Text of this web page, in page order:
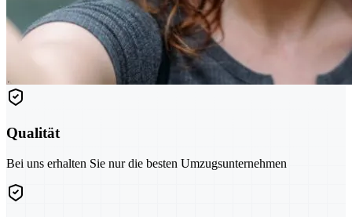
Qualität
Bei uns erhalten Sie nur die besten Umzugsunternehmen